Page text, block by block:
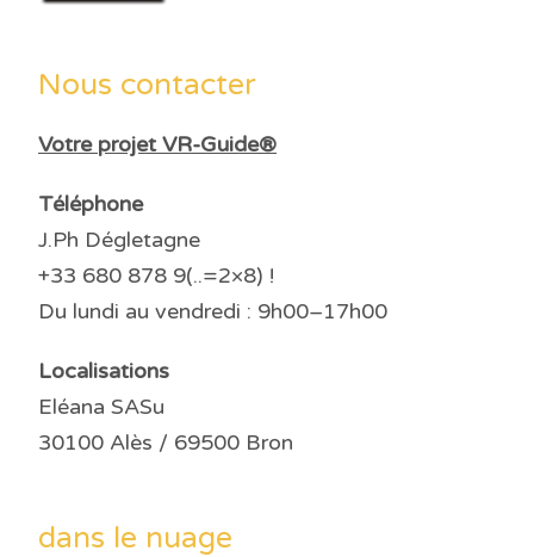
Nous contacter
Votre projet VR-Guide®
Téléphone
J.Ph Dégletagne
+33 680 878 9(..=2×8) !
Du lundi au vendredi : 9h00–17h00
Localisations
Eléana SASu
30100 Alès / 69500 Bron
dans le nuage